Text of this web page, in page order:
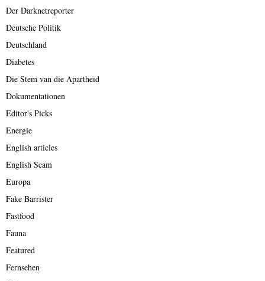
Der Darknetreporter
Deutsche Politik
Deutschland
Diabetes
Die Stem van die Apartheid
Dokumentationen
Editor's Picks
Energie
English articles
English Scam
Europa
Fake Barrister
Fastfood
Fauna
Featured
Fernsehen